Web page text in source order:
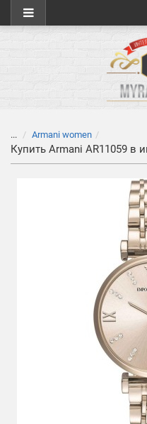
... Armani women
Купить Armani AR11059 в